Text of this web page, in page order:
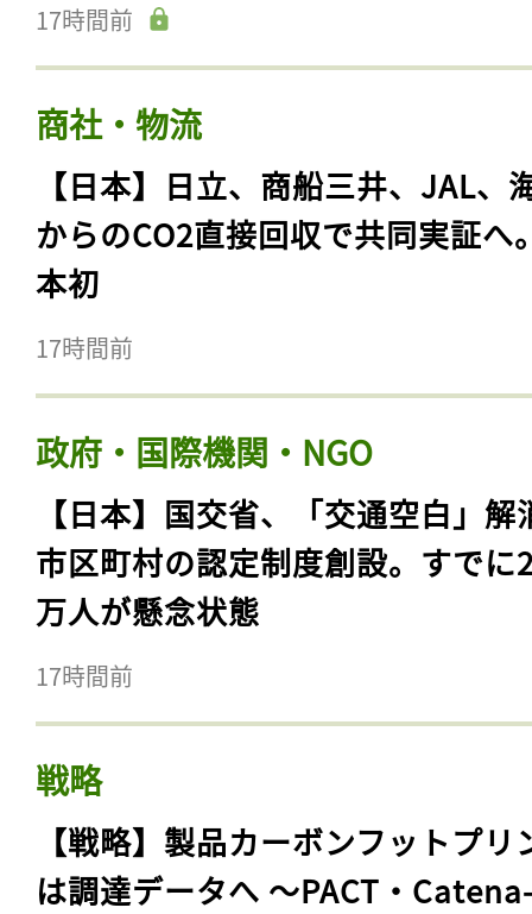
17時間前
商社・物流
【日本】日立、商船三井、JAL、
からのCO2直接回収で共同実証へ
本初
17時間前
政府・国際機関・NGO
【日本】国交省、「交通空白」解
市区町村の認定制度創設。すでに
万人が懸念状態
17時間前
戦略
【戦略】製品カーボンフットプリ
は調達データへ 〜PACT・